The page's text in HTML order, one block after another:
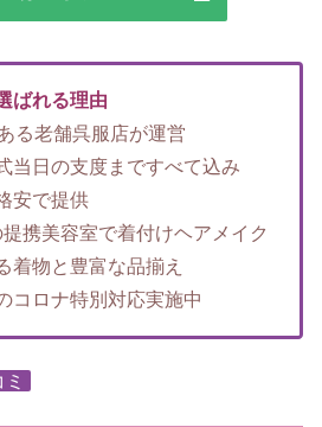
ばれる理由
る老舗呉服店が運営
当日の支度まですべて込み
安で提供
提携美容室で着付けヘアメイク
着物と豊富な品揃え
コロナ特別対応実施中